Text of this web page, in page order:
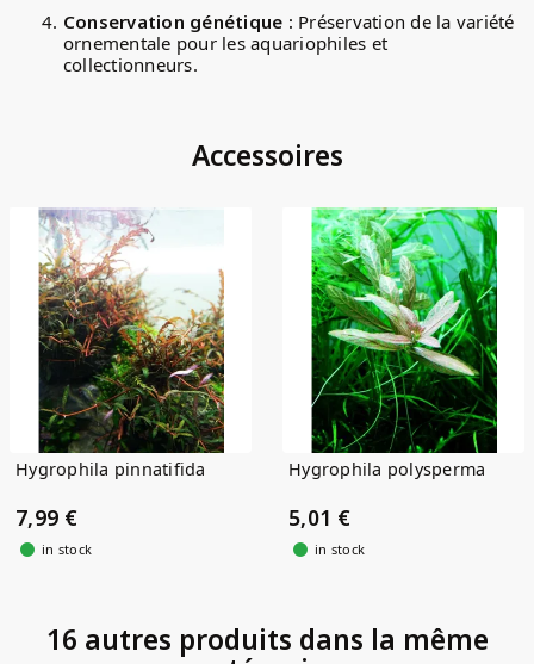
Conservation génétique : Préservation de la variété
ornementale pour les aquariophiles et
collectionneurs.
Accessoires
Hygrophila pinnatifida
7,99 €
in stock
Hygrophila polysperma
5,01 €
in stock
16 autres produits dans la même